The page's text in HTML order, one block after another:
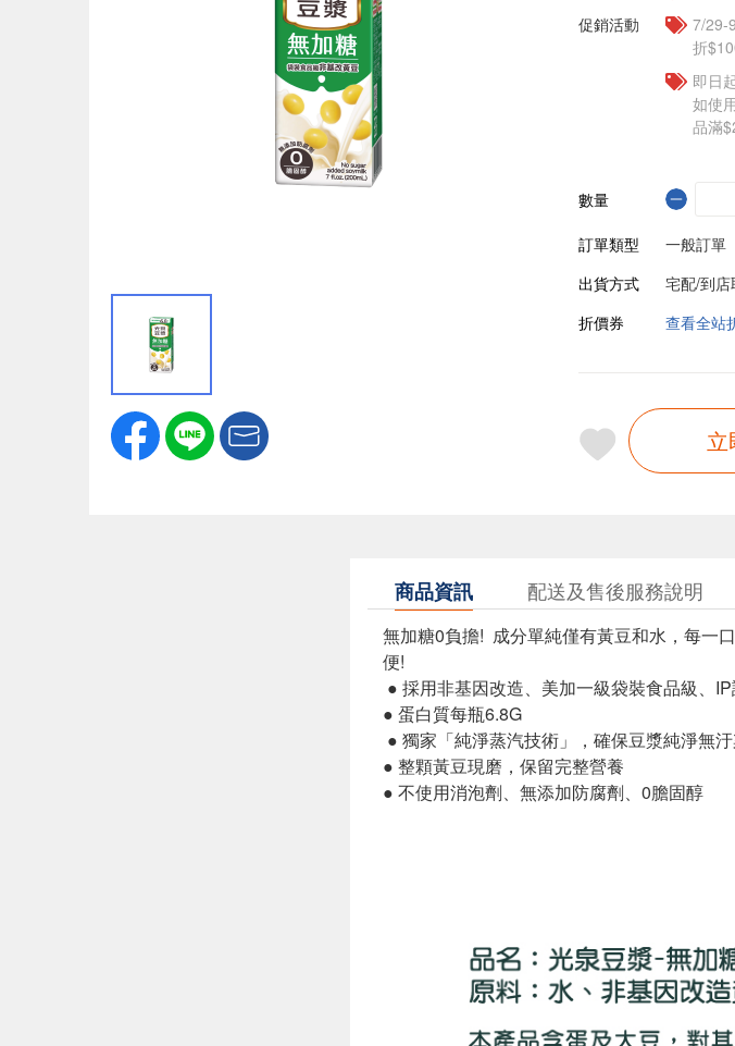
促銷活動
7/29-
折
即日
如使
品滿
數量
訂單類型
一般訂單
出貨方式
宅配/到店
折價券
查看全站
立
商品資訊 配送及售後服務說明
無加糖0負擔! 成分單純僅有黃豆和水，每一
便!
● 採用非基因改造、美加一級袋裝食品級、
● 蛋白質每瓶6.8G
● 獨家「純淨蒸汽技術」，確保豆漿純淨無
● 整顆黃豆現磨，保留完整營養
● 不使用消泡劑、無添加防腐劑、0膽固醇